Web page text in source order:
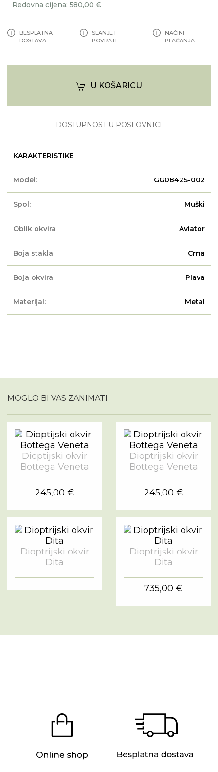
Redovna cijena: 580,00 €
BESPLATNA
DOSTAVA
SLANJE I
POVRATI
NAČINI
PLAĆANJA
U KOŠARICU
DOSTUPNOST U POSLOVNICI
KARAKTERISTIKE
Model: GG0842S-002
Spol: Muški
Oblik okvira Aviator
Boja stakla: Crna
Boja okvira: Plava
Materijal: Metal
MOGLO BI VAS ZANIMATI
Dioptijski okvir
Bottega Veneta
245,00 €
Dioptrijski okvir
Bottega Veneta
245,00 €
Dioptrijski okvir
Dita
Dioptrijski okvir
Dita
735,00 €